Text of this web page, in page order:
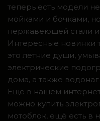
теперь есть модели
мойками и бочками,
нержавеющей стали
Интересные новинки
это летние души,
электрические
дома, а также
Ещё в нашем
можно купить
мотоблок, ещё есть в